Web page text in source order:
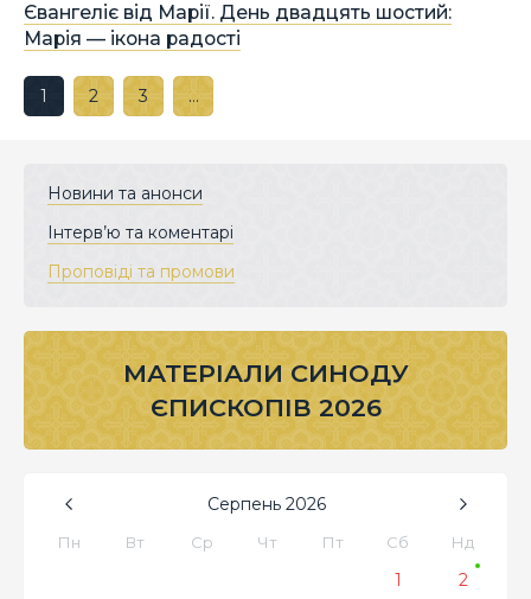
Євангеліє від Марії. День двадцять шостий:
Марія — ікона радості
1 2 3 …
Новини та анонси
Інтерв’ю та коментарі
Проповіді та промови
МАТЕРІАЛИ СИНОДУ
ЄПИСКОПІВ 2026
Серпень 2026
Пн Вт Ср Чт Пт Сб Нд
1
2